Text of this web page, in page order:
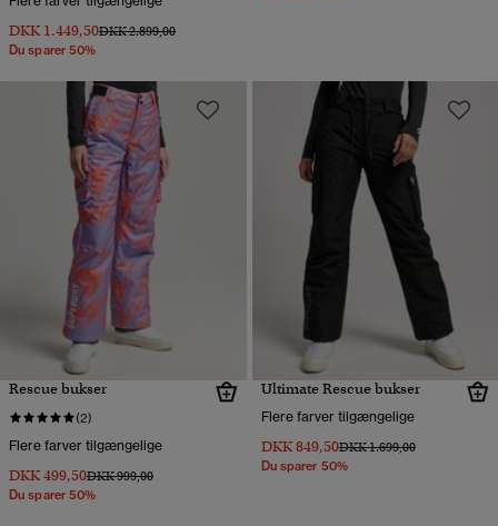
DKK 1.449,50Pris nedsat fra
DKK 2.899,00til
Du sparer 50%
Rescue bukser
(2)
Flere farver tilgængelige
DKK 499,50Pris nedsat fra
DKK 999,00til
Du sparer 50%
Ultimate Rescue bukser
Flere farver tilgængelige
DKK 849,50Pris nedsat fra
DKK 1.699,00til
Du sparer 50%